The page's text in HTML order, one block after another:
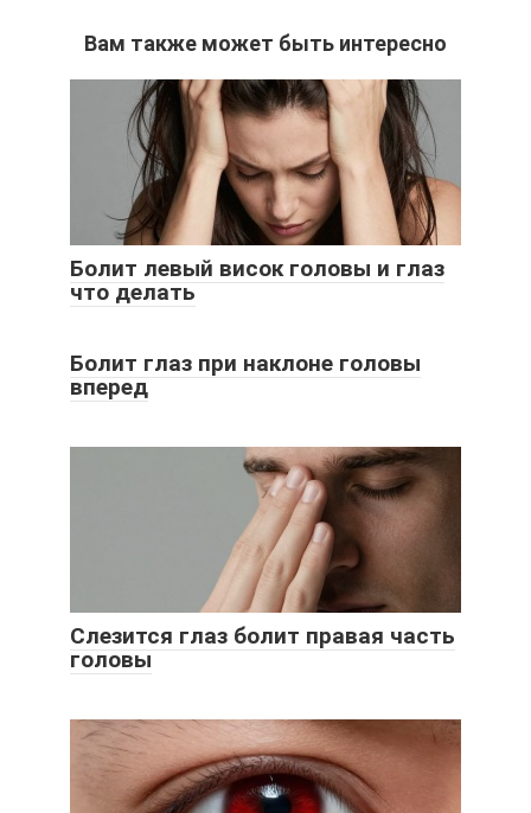
Вам также может быть интересно
Болит левый висок головы и глаз
что делать
Болит глаз при наклоне головы
вперед
Слезится глаз болит правая часть
головы